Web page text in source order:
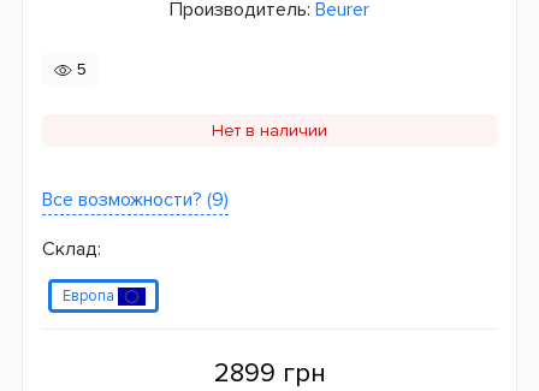
Производитель: Beurer
5
Нет в наличии
Все возможности? (9)
Склад:
Европа
2899 грн